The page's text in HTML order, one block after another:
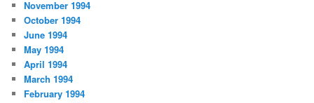
November 1994
October 1994
June 1994
May 1994
April 1994
March 1994
February 1994